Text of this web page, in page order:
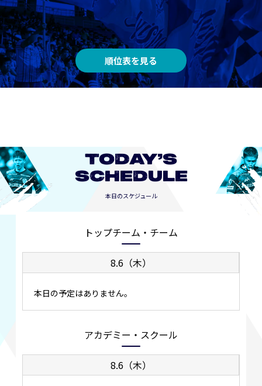
順位表を見る
TODAY’S
SCHEDULE
本日のスケジュール
トップチーム・チーム
8.6（木）
本日の予定はありません。
アカデミー・スクール
8.6（木）